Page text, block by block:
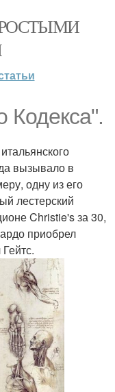
Кодекса".
вызывало в
одну из его
лестерский
Christie's за 30,
приобрел